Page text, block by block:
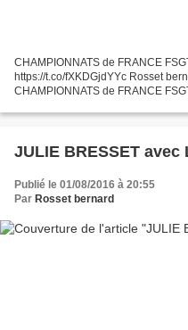
CHAMPIONNATS de FRANCE
https://t.co/fXKDGjdYYc Rosset
CHAMPIONNATS de FRANCE
Elancourt(78)...
JULIE BRESSET avec
Publié le 01/08/2016 à 20:55
Par Rosset bernard